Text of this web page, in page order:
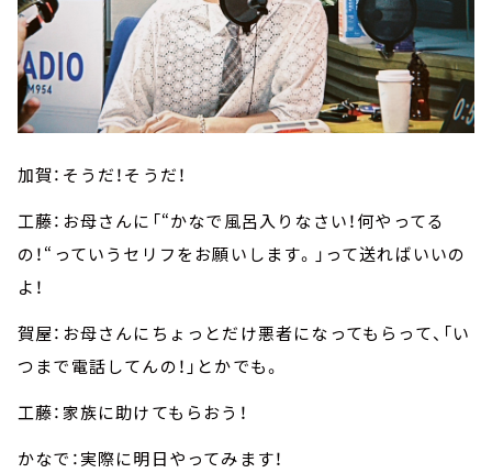
加賀：そうだ！そうだ！
工藤：お母さんに「“かなで風呂入りなさい！何やってる
の！“っていうセリフをお願いします。」って送ればいいの
よ！
賀屋：お母さんにちょっとだけ悪者になってもらって、「い
つまで電話してんの！」とかでも。
工藤：家族に助けてもらおう！
かなで：実際に明日やってみます！